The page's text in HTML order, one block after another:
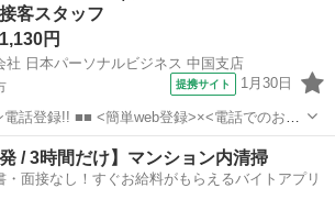
客スタッフ
円
社 日本パーソナルビジネス 中国支店
提携サイト 1月30日
話登録!! ■■ <簡単web登録>×<電話でのお仕
仕事探しが可能です♪ 基本情報を入力したら
でOK★ 営業、ラウンダー、事務のお仕事も
長
発 / 3時間だけ】マンション内清掃
・面接なし！すぐお給料がもらえるバイトアプリ